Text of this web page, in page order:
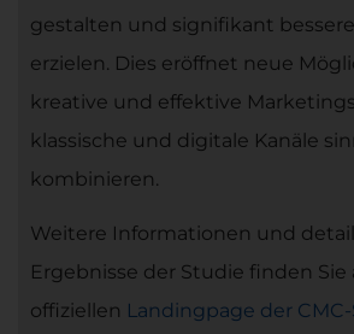
gestalten und signifikant
erzielen. Dies eröffnet neue
kreative und effektive
klassische und digitale Kanäle
kombinieren.
Weitere Informationen und
Ergebnisse der Studie finden Sie
offiziellen Landingpage der